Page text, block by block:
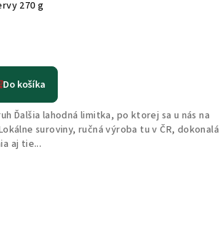
270 g
Do košíka
Ďalšia lahodná limitka, po ktorej sa u nás na
suroviny, ručná výroba tu v ČR, dokonalá
aj tie...